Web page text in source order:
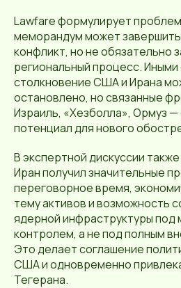
Lawfare формулирует
меморандум может
конфликт, но не обязательно
региональный процесс.
столкновение США и Ирана
остановлено, но связанные
Израиль, «Хезболла», Ормуз
потенциал для нового
В экспертной дискуссии
Иран получил значительные
переговорное время,
тему активов и возможность
ядерной инфраструктуры
контролем, а не под полным
Это делает соглашение
США и одновременно
Тегерана.